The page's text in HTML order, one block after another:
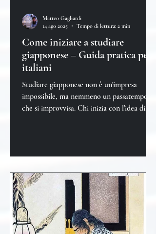
Come iniziare a studiare
giapponese – Guida pratica per
italiani
Studiare giapponese non è un'impresa
impossibile, ma nemmeno un passatempo
che si improvvisa. Chi inizia con l'idea di
Matteo Gagliardi
14 ago 2025
Tempo di lettura: 2 min